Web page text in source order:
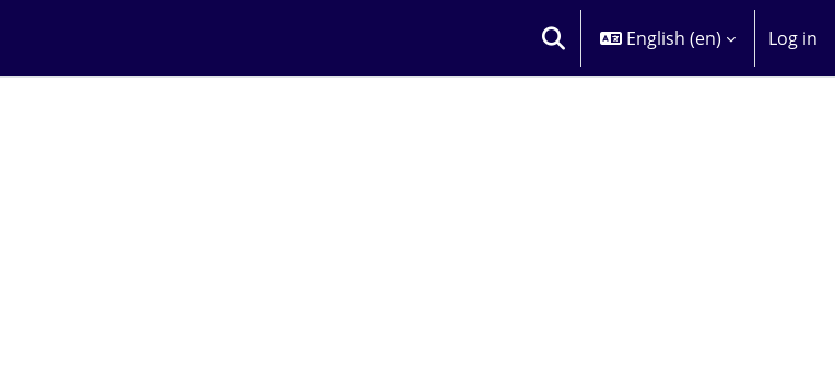
TOGGLE SEARCH INPUT
English ‎(en)‎ Log in